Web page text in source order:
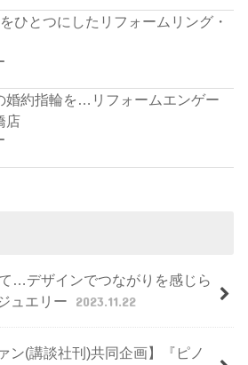
ひとつにしたリフォームリング・
婚約指輪を…リフォームエンゲー
店
…デザインでつながりを感じら
ュエリー
2023.11.22
ン(講談社刊)共同企画】『ピノ